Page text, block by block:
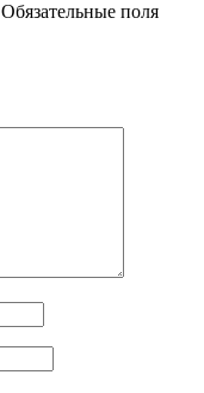
Обязательные поля